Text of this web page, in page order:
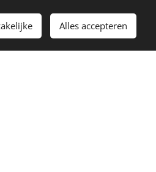
Universe de
Alles accepteren